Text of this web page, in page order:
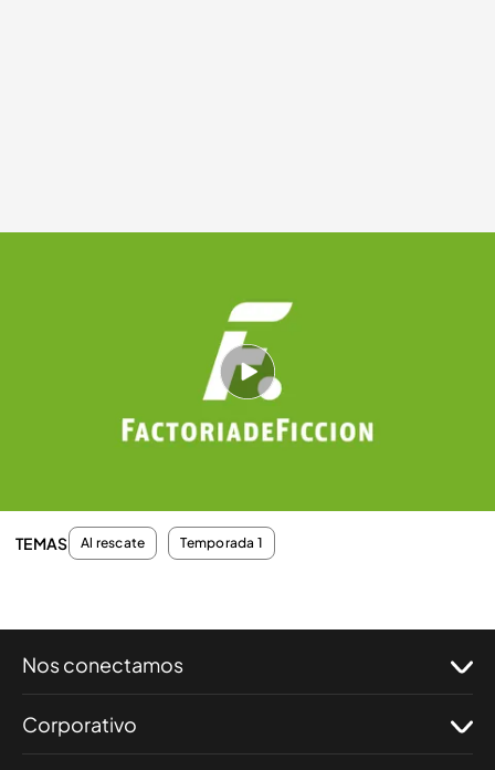
El corte de pelo de la trabajadora de la oficina de
TEMAS Al rescate Temporada 1
Nos conectamos
Corporativo